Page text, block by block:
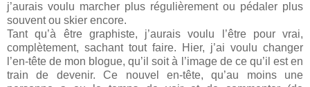
j’aurais voulu marcher plus régulièrement ou pédaler plus
souvent ou skier encore.
Tant qu’à être graphiste, j’aurais voulu l’être pour vrai,
complètement, sachant tout faire. Hier, j’ai voulu changer
l’en-tête de mon blogue, qu’il soit à l’image de ce qu’il est en
train de devenir. Ce nouvel en-tête, qu’au moins une